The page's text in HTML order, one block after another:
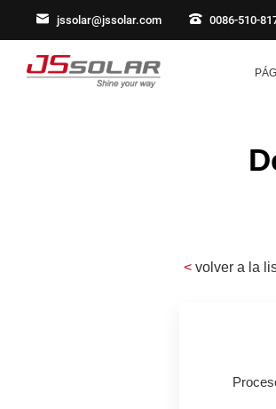
jssolar@jssolar.com 0086-510-
<volver a la